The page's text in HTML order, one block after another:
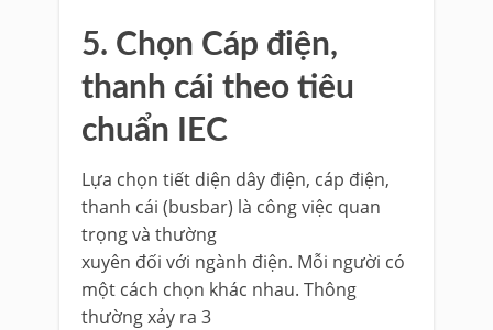
5. Chọn Cáp điện,
thanh cái theo tiêu
chuẩn IEC
Lựa chọn tiết diện dây điện, cáp điện,
thanh cái (busbar) là công việc quan
trọng và thường
xuyên đối với ngành điện. Mỗi người có
một cách chọn khác nhau. Thông
thường xảy ra 3